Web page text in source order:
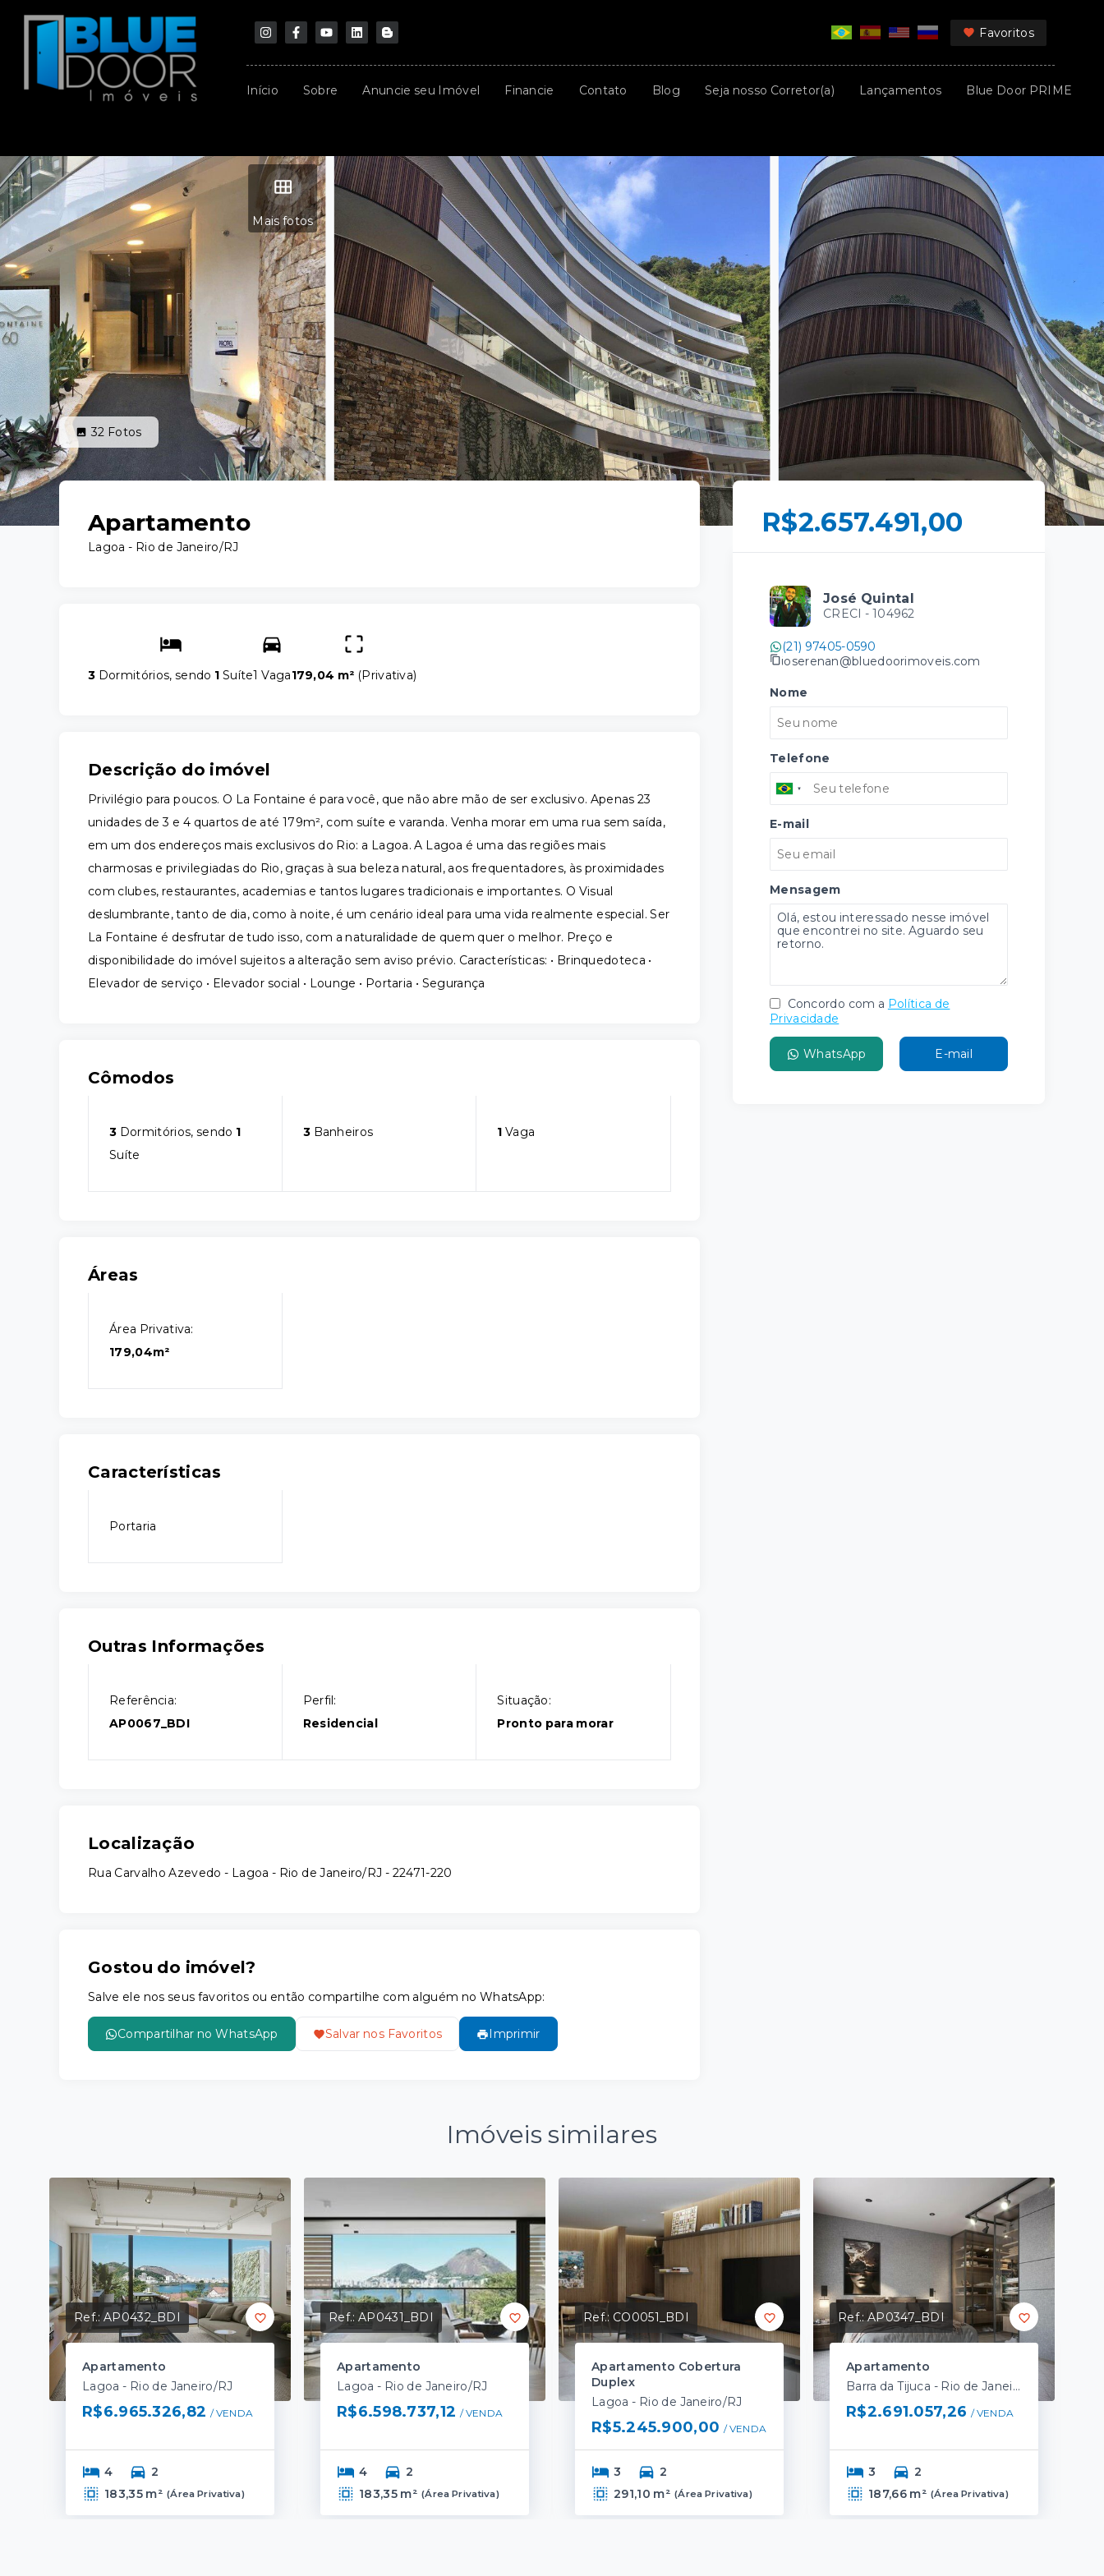
Favoritos
Início Sobre Anuncie seu Imóvel Financie Contato Blog Seja nosso Corretor(a) Lançamentos Blue Door PRIME
Mais fotos
32 Fotos
Apartamento
Lagoa - Rio de Janeiro/RJ
3 Dormitórios, sendo 1 Suíte1 Vaga179,04 m² (Privativa)
Descrição do imóvel
Privilégio para poucos. O La Fontaine é para você, que não abre mão de ser exclusivo. Apenas 23
unidades de 3 e 4 quartos de até 179m², com suíte e varanda. Venha morar em uma rua sem saída,
em um dos endereços mais exclusivos do Rio: a Lagoa. A Lagoa é uma das regiões mais
charmosas e privilegiadas do Rio, graças à sua beleza natural, aos frequentadores, às proximidades
com clubes, restaurantes, academias e tantos lugares tradicionais e importantes. O Visual
deslumbrante, tanto de dia, como à noite, é um cenário ideal para uma vida realmente especial. Ser
La Fontaine é desfrutar de tudo isso, com a naturalidade de quem quer o melhor. Preço e
disponibilidade do imóvel sujeitos a alteração sem aviso prévio. Características: • Brinquedoteca •
Elevador de serviço • Elevador social • Lounge • Portaria • Segurança
Cômodos
3 Dormitórios, sendo 1
Suíte
3Banheiros 1 Vaga
Áreas
Área Privativa:
179,04m²
Características
Portaria
Outras Informações
Referência:
AP0067_BDI
Perfil:
Residencial
Situação:
Pronto para morar
Localização
Rua Carvalho Azevedo - Lagoa - Rio de Janeiro/RJ - 22471-220
Gostou do imóvel?
Salve ele nos seus favoritos ou então compartilhe com alguém no WhatsApp:
Compartilhar no WhatsApp Salvar nos Favoritos Imprimir
R$2.657.491,00
José Quintal
CRECI - 104962
(21) 97405-0590
joserenan@bluedoorimoveis.com
Nome
Telefone
E-mail
Mensagem
Concordo com a Política de
Privacidade
WhatsApp E-mail
Imóveis similares
Ref.:AP0432_BDI
Apartamento
Lagoa - Rio de Janeiro/RJ
R$6.965.326,82 / VENDA
4
2
183,35 m² (Área Privativa)
Ref.:AP0431_BDI
Apartamento
Lagoa - Rio de Janeiro/RJ
R$6.598.737,12 / VENDA
4
2
183,35 m² (Área Privativa)
Ref.: CO0051_BDI
Apartamento Cobertura
Duplex
Lagoa - Rio de Janeiro/RJ
R$5.245.900,00 / VENDA
3
2
291,10 m² (Área Privativa)
Ref.:AP0347_BDI
Apartamento
Barra da Tijuca - Rio de Janeiro/RJ
R$2.691.057,26 / VENDA
3
2
187,66 m² (Área Privativa)